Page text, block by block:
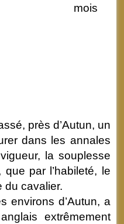
mois
près d’Autun, un
dans les annales
la souplesse
par l’habileté, le
du cavalier.
environs d’Autun, a
extrêmement